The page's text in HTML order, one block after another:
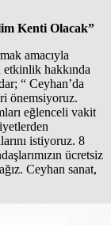
Kenti Olacak”
amacıyla
etkinlik hakkında
“ Ceyhan’da
önemsiyoruz.
eğlenceli vakit
istiyoruz. 8
ücretsiz
Ceyhan sanat,